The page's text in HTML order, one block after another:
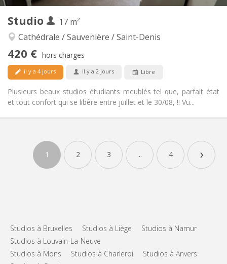
Studieuse, calme, chaleureuse
Studio
17 m²
Cathédrale / Sauvenière / Saint-Denis
420 € hors charges
il y a 4 jours il y a 2 jours Libre
Plusieurs beaux studios étudiants meublés tel que, parfait état
et tout confort qui se libère entre juillet et le 30/08, !! Vu...
Loyer:
420 €
Charges:
145 €
Durée:
12 mois
Superficie:
17 m
Autre
1 2 3 ... 4 ›
Studios à Bruxelles Studios à Liège
Studios à Namur
Studios à Louvain-La-Neuve
Studios à Mons
Studios à Charleroi
Studios à Anvers